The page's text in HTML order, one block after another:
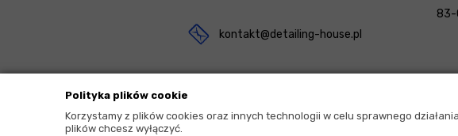
Polityka plików cookie
Korzystamy z plików cookies oraz innych technologii w celu sprawnego
plików chcesz wyłączyć.
kontakt@detailing-house.pl
83-